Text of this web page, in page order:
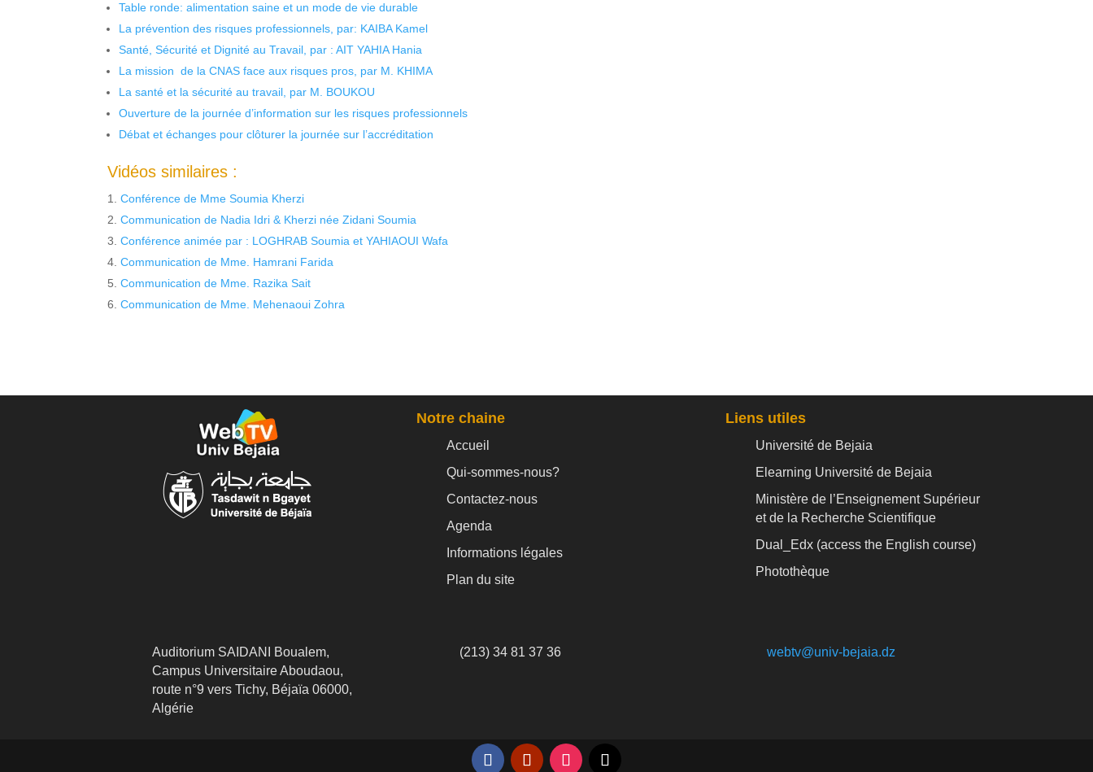
Table ronde: alimentation saine et un mode de vie durable
La prévention des risques professionnels, par: KAIBA Kamel
Santé, Sécurité et Dignité au Travail, par : AIT YAHIA Hania
La mission de la CNAS face aux risques pros, par M. KHIMA
La santé et la sécurité au travail, par M. BOUKOU
Ouverture de la journée d’information sur les risques professionnels
Débat et échanges pour clôturer la journée sur l’accréditation
Vidéos similaires :
Conférence de Mme Soumia Kherzi
Communication de Nadia Idri & Kherzi née Zidani Soumia
Conférence animée par : LOGHRAB Soumia et YAHIAOUI Wafa
Communication de Mme. Hamrani Farida
Communication de Mme. Razika Sait
Communication de Mme. Mehenaoui Zohra
Notre chaine
Accueil
Qui-sommes-nous?
Contactez-nous
Agenda
Informations légales
Plan du site
Liens utiles
Université de Bejaia
Elearning Université de Bejaia
Ministère de l’Enseignement Supérieur
et de la Recherche Scientifique
Dual_Edx (access the English course)
Photothèque
Auditorium SAIDANI Boualem,
Campus Universitaire Aboudaou,
route n°9 vers Tichy, Béjaïa 06000,
Algérie
(213) 34 81 37 36 webtv@univ-bejaia.dz